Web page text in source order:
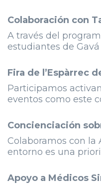
Colaboración con
A través del
estudiantes de
Fira de l’Espàrrec
Participamos
eventos como este
Concienciación
Colaboramos con la
entorno es una
Apoyo a Médicos